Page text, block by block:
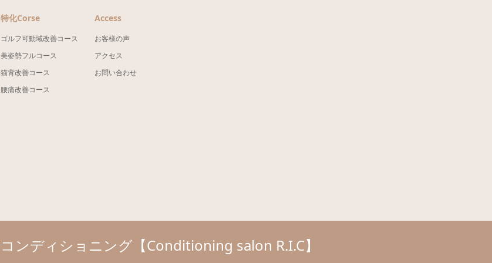
特化Corse
ゴルフ可動域改善コース
美姿勢フルコース
猫背改善コース
腰痛改善コース
Access
お客様の声
アクセス
お問い合わせ